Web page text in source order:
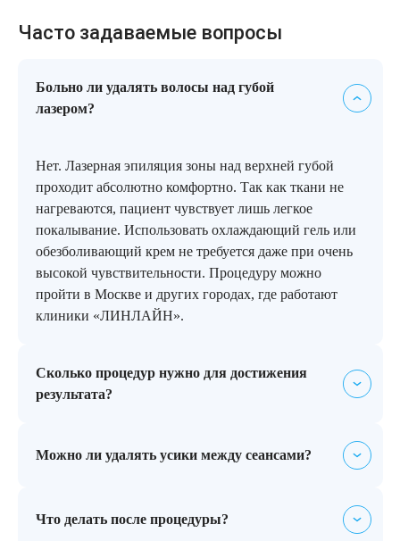
Часто задаваемые вопросы
Больно ли удалять волосы над губой
лазером?
Нет. Лазерная эпиляция зоны над верхней губой
проходит абсолютно комфортно. Так как ткани не
нагреваются, пациент чувствует лишь легкое
покалывание. Использовать охлаждающий гель или
обезболивающий крем не требуется даже при очень
высокой чувствительности. Процедуру можно
пройти в Москве и других городах, где работают
клиники «ЛИНЛАЙН».
Сколько процедур нужно для достижения
результата?
Лазерный луч воздействует только на те фолликулы,
Чтобы поэтапно обработать все луковицы,
необходим курс из 6–10 сеансов. Точное количество
Можно ли удалять усики между сеансами?
В перерывах между визитами к специалисту
Что делать после процедуры?